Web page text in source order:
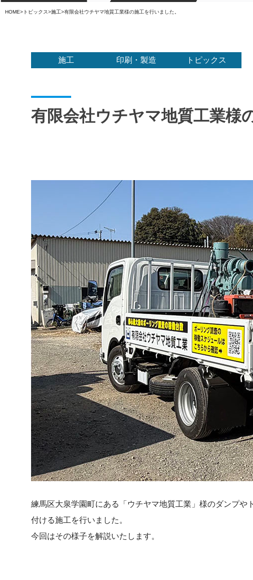
HOME> トピックス>施工>有限会社ウチヤマ地質工業様の施工を行いました。
施工 印刷・製造 トピックス
有限会社ウチヤマ地質工業様
練馬区大泉学園町にある「ウチヤマ地質工業」様のダンプ
付ける施工を行いました。
今回はその様子を解説いたします。